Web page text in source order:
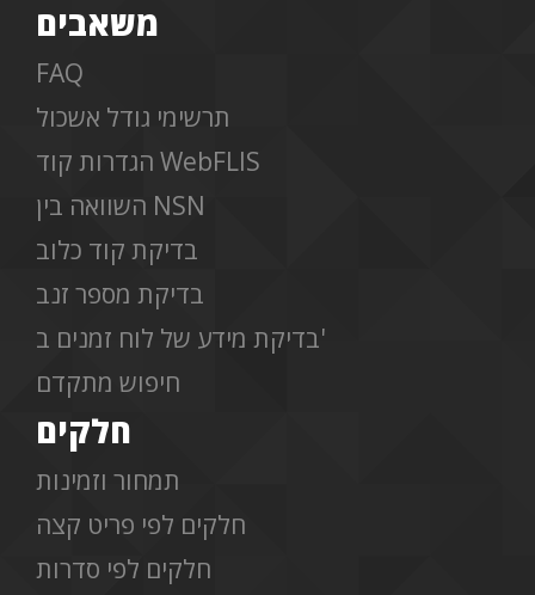
משאבים
FAQ
תרשימי גודל אשכול
הגדרות קוד WebFLIS
השוואה בין NSN
בדיקת קוד כלוב
בדיקת מספר זנב
בדיקת מידע של לוח זמנים ב'
חיפוש מתקדם
חלקים
תמחור וזמינות
חלקים לפי פריט קצה
חלקים לפי סדרות